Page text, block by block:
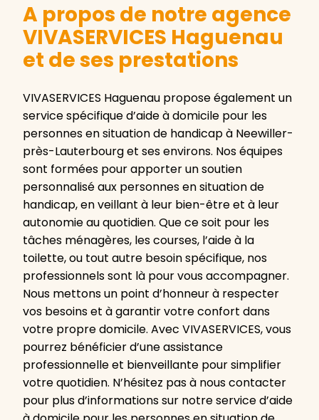
A propos de notre agence
VIVASERVICES Haguenau
et de ses prestations
VIVASERVICES Haguenau propose également un
service spécifique d’aide à domicile pour les
personnes en situation de handicap à Neewiller-
près-Lauterbourg et ses environs. Nos équipes
sont formées pour apporter un soutien
personnalisé aux personnes en situation de
handicap, en veillant à leur bien-être et à leur
autonomie au quotidien. Que ce soit pour les
tâches ménagères, les courses, l’aide à la
toilette, ou tout autre besoin spécifique, nos
professionnels sont là pour vous accompagner.
Nous mettons un point d’honneur à respecter
vos besoins et à garantir votre confort dans
votre propre domicile. Avec VIVASERVICES, vous
pourrez bénéficier d’une assistance
professionnelle et bienveillante pour simplifier
votre quotidien. N’hésitez pas à nous contacter
pour plus d’informations sur notre service d’aide